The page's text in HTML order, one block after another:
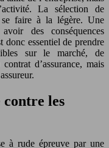
La sélection de
se faire à la légère. Une
des conséquences
donc essentiel de prendre
sur le marché, de
d’assurance, mais
les
à rude épreuve par une